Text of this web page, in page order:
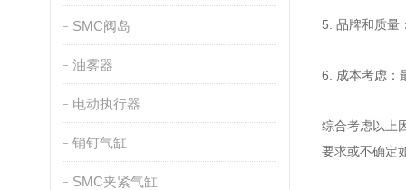
SMC阀岛
油雾器
电动执行器
销钉气缸
SMC夹紧气缸
5. 品牌和质量
6. 成本考虑：
综合考虑以上
要求或不确定